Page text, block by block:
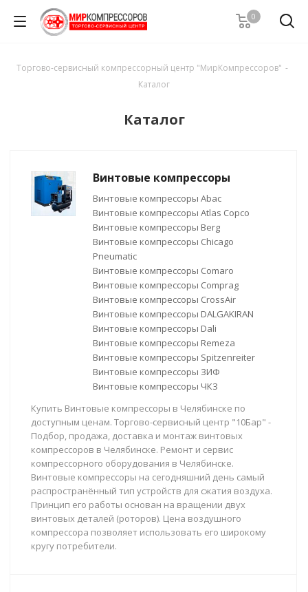
0
Торгово-сервисный компрессорный центр "МирКомпрессоров" -
Каталог
Каталог
Винтовые компрессоры
Винтовые компрессоры Abac
Винтовые компрессоры Atlas Copco
Винтовые компрессоры Berg
Винтовые компрессоры Chicago
Pneumatic
Винтовые компрессоры Comaro
Винтовые компрессоры Comprag
Винтовые компрессоры CrossAir
Винтовые компрессоры DALGAKIRAN
Винтовые компрессоры Dali
Винтовые компрессоры Remeza
Винтовые компрессоры Spitzenreiter
Винтовые компрессоры ЗИФ
Винтовые компрессоры ЧКЗ
Купить Винтовые компрессоры в Челябинске по
доступным ценам. Торгово-сервисный центр "10Бар" -
Подбор, продажа, доставка и монтаж винтовых
компрессоров в Челябинске. Ремонт и сервис
компрессорного оборудования в Челябинске.
Винтовые компрессоры на сегодняшний день самый
распространённый тип устройств для сжатия воздуха.
Принцип его работы основан на вращении двух
винтовых деталей (роторов). Цена воздушного
компрессора позволяет использовать его широкому
кругу потребители.